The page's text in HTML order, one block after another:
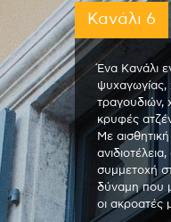
Κανάλι 6
Ένα Κανάλι
ψυχαγωγίας,
τραγουδιών,
κρυφές
Με
συμμετοχή
δύναμη που
οι ακροατές